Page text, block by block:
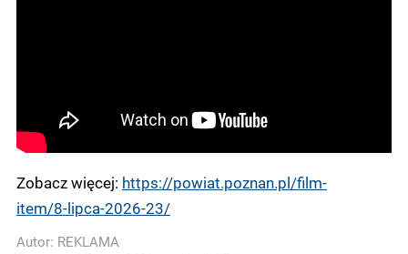
Zobacz więcej: https://powiat.poznan.pl/film-
item/8-lipca-2026-23/
Autor: REKLAMA